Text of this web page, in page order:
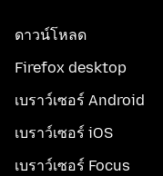
ดาวน์โหลด
Firefox desktop
เบราว์เซอร์ Android
เบราว์เซอร์ iOS
เบราว์เซอร์ Focus